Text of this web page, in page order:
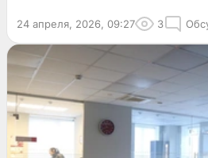
24 апреля, 2026, 09:27 3